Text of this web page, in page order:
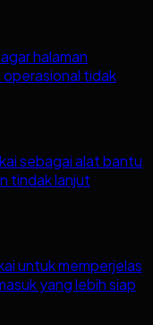
halaman
tidak
sebagai alat bantu
tindak lanjut
untuk memperjelas
yang lebih siap